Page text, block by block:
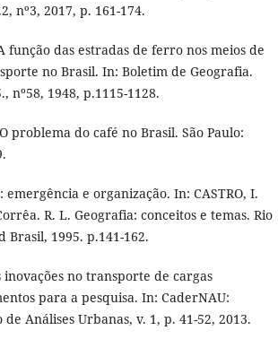
nº3, 2017, p. 161-174.
função das estradas de ferro nos meios de
no Brasil. In: Boletim de Geografia.
nº58, 1948, p.1115-1128.
problema do café no Brasil. São Paulo:
emergência e organização. In: CASTRO, I.
R. L. Geografia: conceitos e temas. Rio
Brasil, 1995. p.141-162.
inovações no transporte de cargas
para a pesquisa. In: CaderNAU:
Análises Urbanas, v. 1, p. 41-52, 2013.